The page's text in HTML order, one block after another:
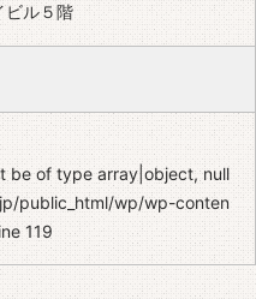
ビル５階
be of type array|object, null
public_html/wp/wp-conten
119